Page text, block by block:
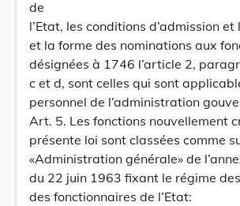
de
l’Etat, les conditions d’admission
et la forme des nominations aux
désignées à 1746 l’article 2,
c et d, sont celles qui sont
personnel de l’administration
Art. 5. Les fonctions nouvellement
présente loi sont classées comme
«Administration générale» de
du 22 juin 1963 fixant le régime
des fonctionnaires de l’Etat: